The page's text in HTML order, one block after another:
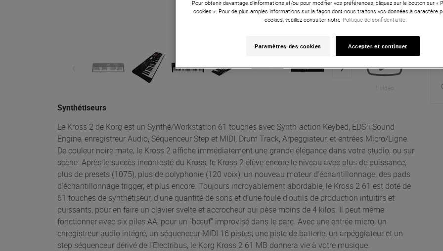
1 vidéo
Synthétiseurs
Le Kross 2 de Korg est un Synthé/Workstation 61 touches avec Synth-action Keybed, EDS-i Sound
Engine, enregistreur Audio, Séquenceur Step et MIDI, Drum Track, Arpeggiateur, et entrées Micro/Ligne.
De couleur noire mate, le Kross 2 affiche immédiatement une grande élégance dans votre studio, ou sur
scène. Après le succès incontesté du Kross, le Kross 2 élève encore le niveau avec plus de puissance,
plus de presets (1075), plus de polyphonie (120 voix), un nouveau moteur d'échantillonnage, des pads
d'échantillonnage trigger, et plus encore. Toujours incroyablement abordable, le Kross 2 61 est doté de
61 touches de synthétiseur, d'une quantité de sons et d'une foule d'outils de production intuitifs et
puissants, pour en faire un clavier svelte et accrocheur qui pèse moins de 4 kilos. Il peut même
fonctionner avec six piles AA, pour un "bœuf" improvisé dans le parc. Avec une entrée micro, un
enregistreur audio intégré, un séquenceur MIDI 16 pistes, une piste de batterie, un arpéggiateur et un
step séquenceur dérivé de l'Electribus, le Korg Kross 2 61 MB donnera vie à votre musique.
Pour obtenir davantage d'informations et/ou pour modifier vos préférences, cliquez sur le bouton sur «
cookies ». Pour de plus amples informations sur la façon dont nous traitons vos données à caractère
cookies, veuillez consulter notre Politique de confidentialité.
Paramètres des cookies Accepter et continuer